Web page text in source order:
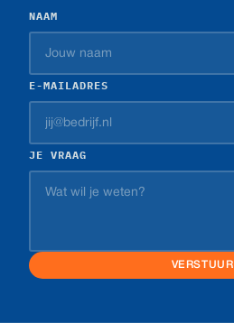
NAAM
E-MAILADRES
JE VRAAG
VERSTUUR